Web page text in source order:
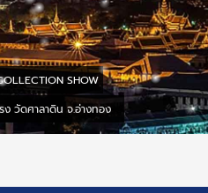
SHOW
วัดศาลาดิน จ.อ่างทอง